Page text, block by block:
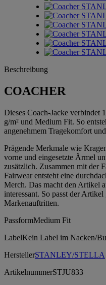
Beschreibung
COACHER
Dieses Coach-Jacke verbindet
g/m² und Medium Fit. So
angenehmem Tragekomfort
Prägende Merkmale wie
vorne und eingesetzte Ärmel
zusätzlich. Zusammen mit der
Fairwear entsteht eine
Merch. Das macht den Artikel
interessant. So passt der
Markenauftritten.
PassformMedium Fit
LabelKein Label im Nacken/
HerstellerSTANLEY/STELLA
ArtikelnummerSTJU833